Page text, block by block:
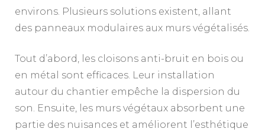
environs. Plusieurs solutions existent, allant
des panneaux modulaires aux murs végétalisés.
Tout d’abord, les cloisons anti-bruit en bois ou
en métal sont efficaces. Leur installation
autour du chantier empêche la dispersion du
son. Ensuite, les murs végétaux absorbent une
partie des nuisances et améliorent l’esthétique